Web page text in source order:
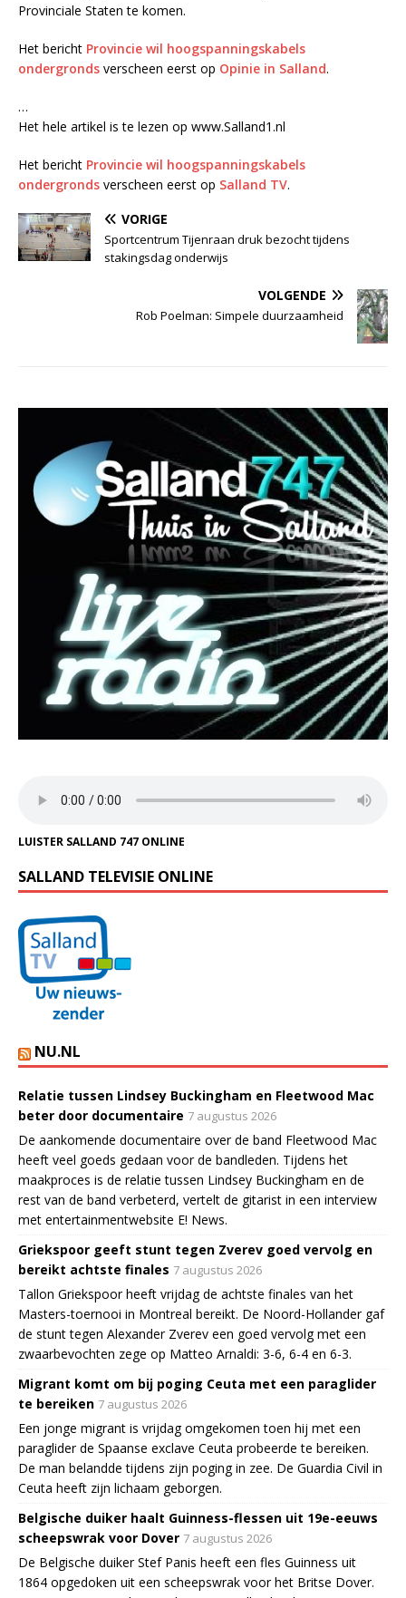
Provinciale Staten te komen.
Het bericht Provincie wil hoogspanningskabels
ondergronds verscheen eerst op Opinie in Salland.
…
Het hele artikel is te lezen op www.Salland1.nl
Het bericht Provincie wil hoogspanningskabels
ondergronds verscheen eerst op Salland TV.
VORIGE
Sportcentrum Tijenraan druk bezocht tijdens
stakingsdag onderwijs
VOLGENDE
Rob Poelman: Simpele duurzaamheid
LUISTER SALLAND 747 ONLINE
SALLAND TELEVISIE ONLINE
NU.NL
Relatie tussen Lindsey Buckingham en Fleetwood Mac
beter door documentaire 7 augustus 2026
De aankomende documentaire over de band Fleetwood Mac
heeft veel goeds gedaan voor de bandleden. Tijdens het
maakproces is de relatie tussen Lindsey Buckingham en de
rest van de band verbeterd, vertelt de gitarist in een interview
met entertainmentwebsite E! News.
Griekspoor geeft stunt tegen Zverev goed vervolg en
bereikt achtste finales 7 augustus 2026
Tallon Griekspoor heeft vrijdag de achtste finales van het
Masters-toernooi in Montreal bereikt. De Noord-Hollander gaf
de stunt tegen Alexander Zverev een goed vervolg met een
zwaarbevochten zege op Matteo Arnaldi: 3-6, 6-4 en 6-3.
Migrant komt om bij poging Ceuta met een paraglider
te bereiken 7 augustus 2026
Een jonge migrant is vrijdag omgekomen toen hij met een
paraglider de Spaanse exclave Ceuta probeerde te bereiken.
De man belandde tijdens zijn poging in zee. De Guardia Civil in
Ceuta heeft zijn lichaam geborgen.
Belgische duiker haalt Guinness-flessen uit 19e-eeuws
scheepswrak voor Dover 7 augustus 2026
De Belgische duiker Stef Panis heeft een fles Guinness uit
1864 opgedoken uit een scheepswrak voor het Britse Dover.